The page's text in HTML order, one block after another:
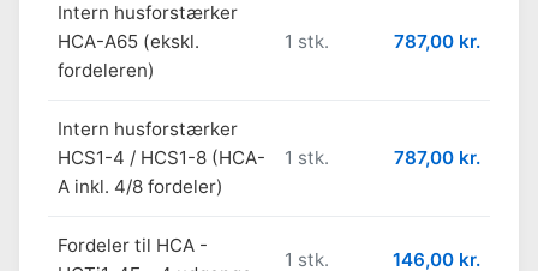
Intern husforstærker
HCA-A65 (ekskl.
fordeleren)
1 stk. 787,00 kr.
Intern husforstærker
HCS1-4 / HCS1-8 (HCA-
A inkl. 4/8 fordeler)
1 stk. 787,00 kr.
Fordeler til HCA -
1 stk. 146,00 kr.